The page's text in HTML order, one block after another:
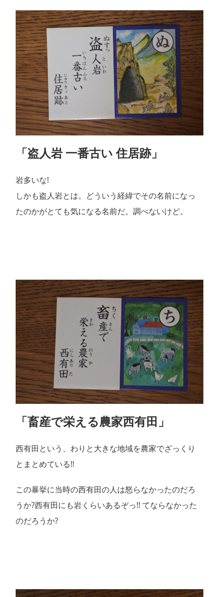
「盗人岩 一番古い 住居跡」
岩多いな!
しかも盗人岩とは。どういう経緯でその名前になっ
たのかがとても気になる名前だ。調べないけど。
「畜産で栄える農家西有田」
西有田という、わりと大きな地域を農家でざっくり
とまとめている!!
この暴挙に当時の西有田の人は怒らなかったのだろ
うか?西有田にも岩くらいあるぞっ!! てならなかった
のだろうか?